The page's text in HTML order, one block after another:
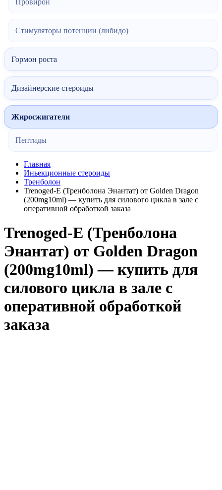
Провирон
Стимуляторы потенции (либидо)
Гормон роста
Дизайнерские стероиды
Жиросжигатели
Пептиды
Главная
Иньекционные стероиды
Тренболон
Trenoged-E (Тренболона Энантат) от Golden Dragon
(200mg10ml) — купить для силового цикла в зале с
оперативной обработкой заказа
Trenoged-E (Тренболона
Энантат) от Golden Dragon
(200mg10ml) — купить для
силового цикла в зале с
оперативной обработкой
заказа